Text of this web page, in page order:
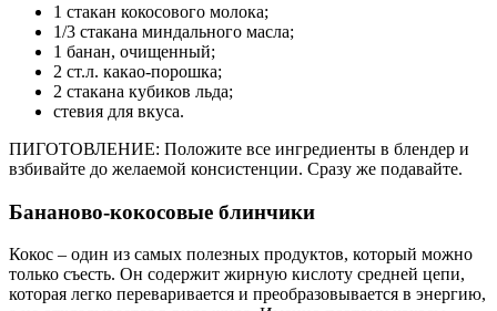
1 стакан кокосового молока;
1/3 стакана миндального масла;
1 банан, очищенный;
2 ст.л. какао-порошка;
2 стакана кубиков льда;
стевия для вкуса.
ПИГОТОВЛЕНИЕ: Положите все ингредиенты в блендер и
взбивайте до желаемой консистенции. Сразу же подавайте.
Бананово-кокосовые блинчики
Кокос – один из самых полезных продуктов, который можно
только съесть. Он содержит жирную кислоту средней цепи,
которая легко переваривается и преобразовывается в энергию,